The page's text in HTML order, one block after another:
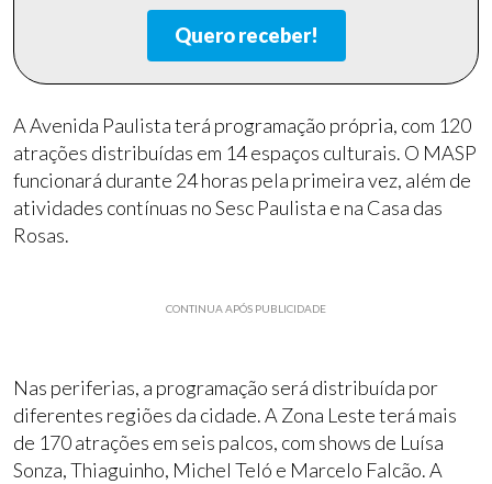
Quero receber!
A Avenida Paulista terá programação própria, com 120
atrações distribuídas em 14 espaços culturais. O MASP
funcionará durante 24 horas pela primeira vez, além de
atividades contínuas no Sesc Paulista e na Casa das
Rosas.
CONTINUA APÓS PUBLICIDADE
Nas periferias, a programação será distribuída por
diferentes regiões da cidade. A Zona Leste terá mais
de 170 atrações em seis palcos, com shows de Luísa
Sonza, Thiaguinho, Michel Teló e Marcelo Falcão. A